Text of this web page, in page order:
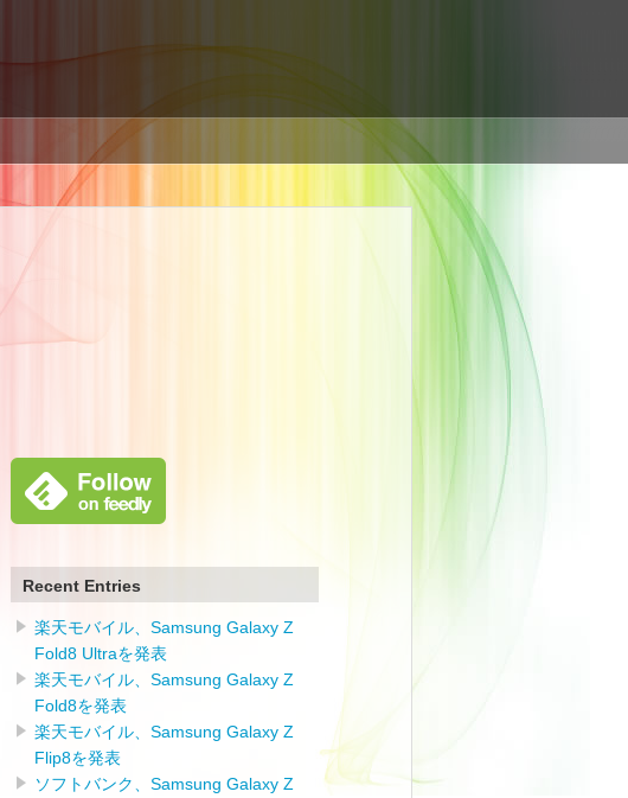
Recent Entries
楽天モバイル、Samsung Galaxy Z
Fold8 Ultraを発表
楽天モバイル、Samsung Galaxy Z
Fold8を発表
楽天モバイル、Samsung Galaxy Z
Flip8を発表
ソフトバンク、Samsung Galaxy Z